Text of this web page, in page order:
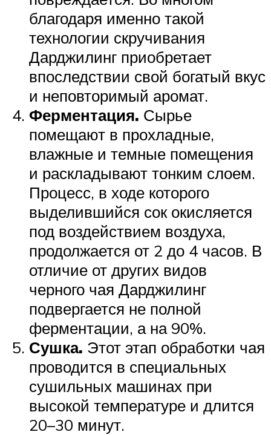
благодаря именно такой
технологии скручивания
Дарджилинг приобретает
впоследствии свой богатый вкус
и неповторимый аромат.
Ферментация. Сырье
помещают в прохладные,
влажные и темные помещения
и раскладывают тонким слоем.
Процесс, в ходе которого
выделившийся сок окисляется
под воздействием воздуха,
продолжается от 2 до 4 часов. В
отличие от других видов
черного чая Дарджилинг
подвергается не полной
ферментации, а на 90%.
Сушка. Этот этап обработки чая
проводится в специальных
сушильных машинах при
высокой температуре и длится
20–30 минут.